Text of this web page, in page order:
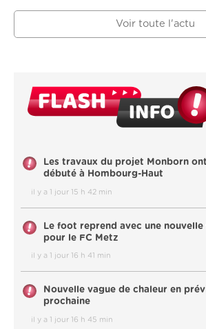
Voir toute l'actu
Les travaux du projet Monborn
débuté à Hombourg-Haut
il y a 1 jour 15 h 42 min
Le foot reprend avec une nouvelle
pour le FC Metz
il y a 1 jour 16 h 41 min
Nouvelle vague de chaleur en
prochaine
il y a 1 jour 16 h 45 min